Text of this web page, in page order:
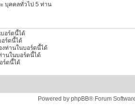
บุคคลทั่วไป 5 ท่าน
อร์ดนี้ได้
ร์ดนี้ได้
งท่านในบอร์ดนี้ได้
านในบอร์ดนี้ได้
ร์ดนี้ได้
Powered by phpBB® Forum